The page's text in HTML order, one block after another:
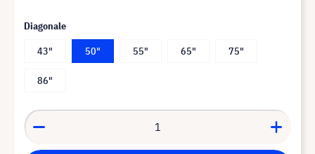
Diagonale
43"
50" 55" 65" 75"
86"